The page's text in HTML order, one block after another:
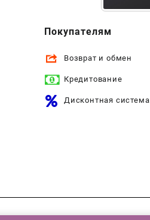
Покупателям
Возврат и обмен
Кредитование
Дисконтная система